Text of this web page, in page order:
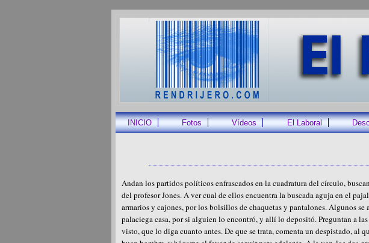
INICIO Fotos Vídeos El Laboral
Andan los partidos políticos enfrascados en la cuadratura del círculo,
del profesor Jones. A ver cual de ellos encuentra la buscada aguja en el
armarios y cajones, por los bolsillos de chaquetas y pantalones. Algunos se
palaciega casa, por si alguien lo encontró, y allí lo depositó. Preguntan a
visto, que lo diga cuanto antes. De que se trata, comenta un despistado, al